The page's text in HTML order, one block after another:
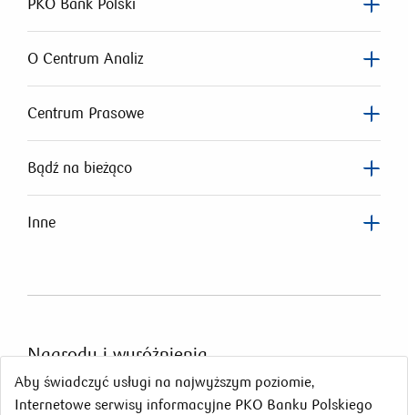
Aby świadczyć usługi na najwyższym poziomie,
Internetowe serwisy informacyjne PKO Banku Polskiego
PKO Bank Polski
O Centrum Analiz
Centrum Prasowe
Bądź na bieżąco
Inne
Nagrodyi wyróżnienia